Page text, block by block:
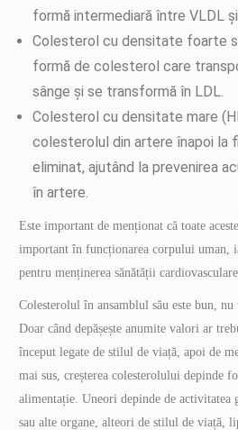
formă intermediară între VLDL
Colesterol cu densitate foarte
formă de colesterol care
sânge și se transformă în LDL.
Colesterol cu densitate mare
colesterolul din artere înapoi la
eliminat, ajutând la prevenirea
în artere.
Este important de menționat că toate
important în funcționarea corpului uman,
pentru menținerea sănătății cardiovasculare.
Colesterolul în ansamblul său este bun, nu
Doar când depășește anumite valori ar
început legate de stilul de viață, apoi de
mai sus, creșterea colesterolului depinde
alimentație. Uneori depinde de
sau alte organe, alteori de stilul de viață,